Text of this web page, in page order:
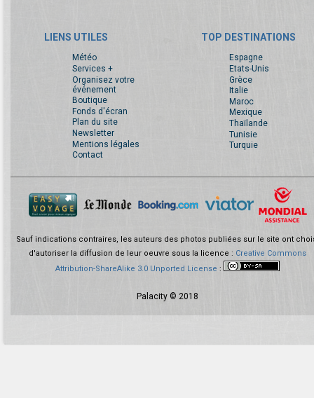
LIENS UTILES
Météo
Services +
Organisez votre
événement
Boutique
Fonds d'écran
Plan du site
Newsletter
Mentions légales
Contact
TOP DESTINATIONS
Espagne
Etats-Unis
Grèce
Italie
Maroc
Mexique
Thaïlande
Tunisie
Turquie
Sauf indications contraires, les auteurs des photos publiées sur le site ont
d'autoriser la diffusion de leur oeuvre sous la licence : Creative Commons
Attribution-ShareAlike 3.0 Unported License :
Palacity © 2018